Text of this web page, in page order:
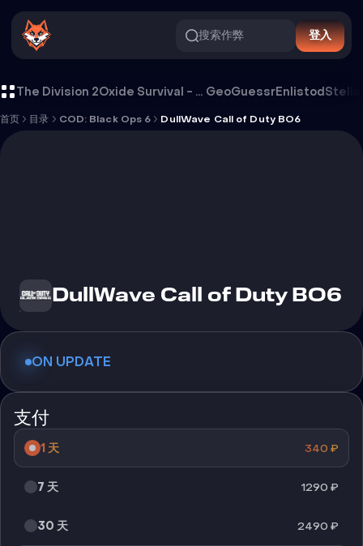
搜索作弊 登入
The Division 2 Oxide Survival - Rust Mobile GeoGuessrEnlistodStella
首页 目录 COD: Black Ops 6 DullWave Call of Duty BO6
DullWave Call of Duty BO6
ON UPDATE
支付
1 天 340 ₽
7 天 1290 ₽
30 天 2490 ₽